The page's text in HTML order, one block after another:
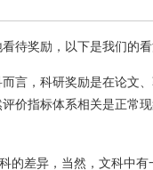
待奖励，以下是我们的看
言，科研奖励是在论文
价指标体系相关是正常
的差异，当然，文科中